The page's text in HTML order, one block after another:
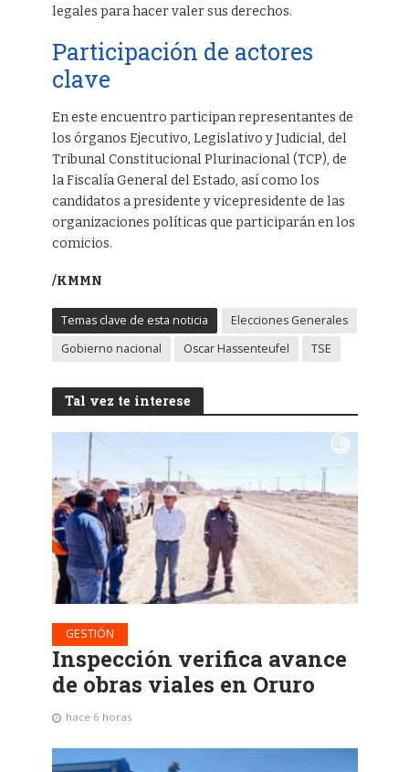
legales para hacer valer sus derechos.
Participación de actores
clave
En este encuentro participan representantes de
los órganos Ejecutivo, Legislativo y Judicial, del
Tribunal Constitucional Plurinacional (TCP), de
la Fiscalía General del Estado, así como los
candidatos a presidente y vicepresidente de las
organizaciones políticas que participarán en los
comicios.
/KMMN
Temas clave de esta noticia
Elecciones Generales
Gobierno nacional
Oscar Hassenteufel TSE
Tal vez te interese
GESTIÓN
Inspección verifica avance
de obras viales en Oruro
hace 6 horas